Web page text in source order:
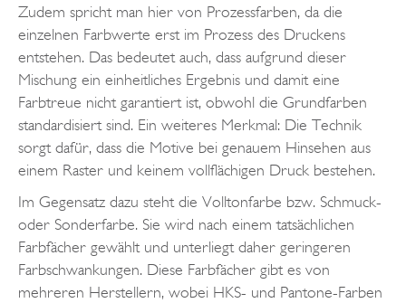
Zudem spricht man hier von Prozessfarben, da die
einzelnen Farbwerte erst im Prozess des Druckens
entstehen. Das bedeutet auch, dass aufgrund dieser
Mischung ein einheitliches Ergebnis und damit eine
Farbtreue nicht garantiert ist, obwohl die Grundfarben
standardisiert sind. Ein weiteres Merkmal: Die Technik
sorgt dafür, dass die Motive bei genauem Hinsehen aus
einem Raster und keinem vollflächigen Druck bestehen.
Im Gegensatz dazu steht die Volltonfarbe bzw. Schmuck-
oder Sonderfarbe. Sie wird nach einem tatsächlichen
Farbfächer gewählt und unterliegt daher geringeren
Farbschwankungen. Diese Farbfächer gibt es von
mehreren Herstellern, wobei HKS- und Pantone-Farben